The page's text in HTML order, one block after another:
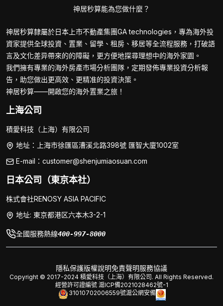
神居秒算能為您做什麼？
神居秒算隸屬於日本上市不動產集團GA technologies，專為海外投
資家提供全球投資、置業、留學、租房、移居等全流程服務，打破語
言及文化差异帶來的的障礙，更方便地探尋理想中的海外家園。
我們擁有專業的海外房產市場分析團隊，定期發佈專業投資分析報
告，助您做出更高效、更精准的投資決策。
神居秒算——開啟您的海外置業之旅！
上海公司
積愛科技（上海）有限公司
地址：上海市徐匯區漕溪北路398號 匯智大廈1002室
E-mail：customer@shenjumiaosuan.com
日本公司（東京本社）
株式會社RENOSY ASIA PACIFIC
地址: 東京都港区六本木3-2-1
全國服務熱線400-997-8000
隱私保護版權說明免責聲明服務協議
Copyright © 2017-2024 積愛科技（上海）有限公司. All Rights Reserved.
經營許可證編號 滬ICP備2021028462號-1
31010702006559號滬公網安備